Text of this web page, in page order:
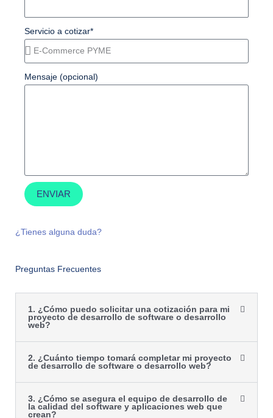
Servicio a cotizar*
Mensaje (opcional)
ENVIAR
¿Tienes alguna duda?
Preguntas Frecuentes
1. ¿Cómo puedo solicitar una cotización para mi
proyecto de desarrollo de software o desarrollo
web?
2. ¿Cuánto tiempo tomará completar mi proyecto
de desarrollo de software o desarrollo web?
3. ¿Cómo se asegura el equipo de desarrollo de
la calidad del software y aplicaciones web que
crean?